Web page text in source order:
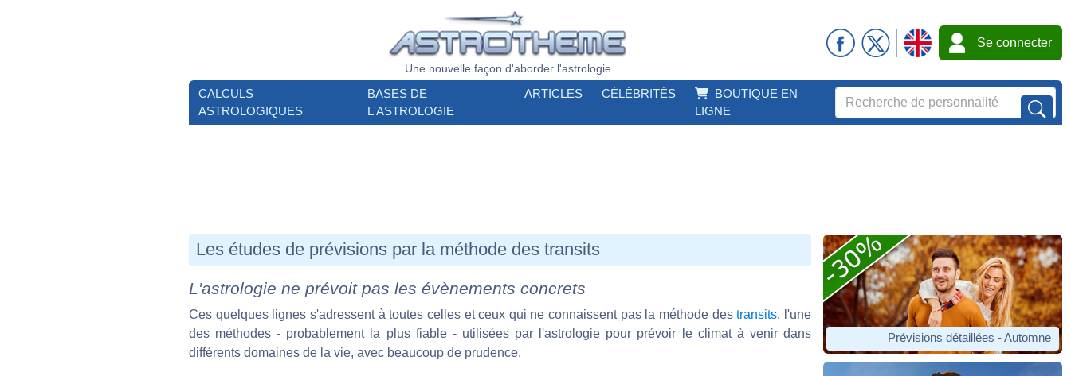
Une nouvelle façon d'aborder l'astrologie
Se connecter
CALCULS
ASTROLOGIQUES
BASES DE
L'ASTROLOGIE
ARTICLES CÉLÉBRITÉS
BOUTIQUE EN
LIGNE
Les études de prévisions par la méthode des transits
L'astrologie ne prévoit pas les évènements concrets
Ces quelques lignes s'adressent à toutes celles et ceux qui ne connaissent pas la méthode destransits, l'une
des méthodes - probablement la plus fiable - utilisées par l'astrologie pour prévoir le climat à venir dans
différents domaines de la vie, avec beaucoup de prudence.
Prévisions détaillées - Automne